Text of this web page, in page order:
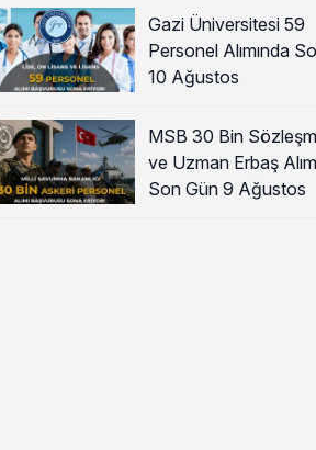
Gazi Üniversitesi 59
Personel Alımında
10 Ağustos
MSB 30 Bin
ve Uzman Erbaş
Son Gün 9 Ağustos